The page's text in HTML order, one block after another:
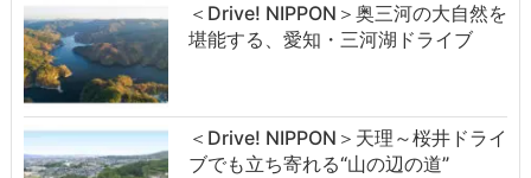
＜Drive! NIPPON＞奥三河の大自然を
堪能する、愛知・三河湖ドライブ
＜Drive! NIPPON＞天理～桜井ドライ
ブでも立ち寄れる“山の辺の道”